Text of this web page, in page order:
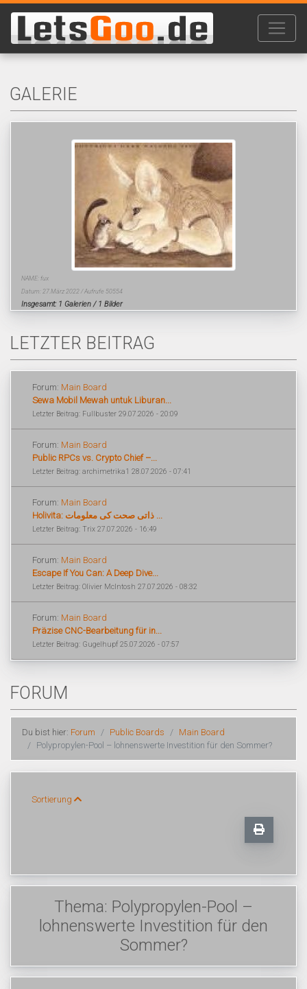
GALERIE
NAME: fux
Datum: 27.März 2022 / Aufrufe 50554
Insgesamt: 1 Galerien / 1 Bilder
LETZTER BEITRAG
Forum: Main Board
Sewa Mobil Mewah untuk Liburan...
Letzter Beitrag: Fullbuster 29.07.2026 - 20:09
Forum: Main Board
Public RPCs vs. Crypto Chief –...
Letzter Beitrag: archimetrika1 28.07.2026 - 07:41
Forum: Main Board
Holivita: ذاتی صحت کی معلومات ...
Letzter Beitrag: Trix 27.07.2026 - 16:49
Forum: Main Board
Escape If You Can: A Deep Dive...
Letzter Beitrag: Olivier McIntosh 27.07.2026 - 08:32
Forum: Main Board
Präzise CNC-Bearbeitung für in...
Letzter Beitrag: Gugelhupf 25.07.2026 - 07:57
FORUM
Du bist hier: Forum Public Boards
Main Board
Polypropylen-Pool – lohnenswerte Investition für den Sommer?
Sortierung
Thema: Polypropylen-Pool –
lohnenswerte Investition für den
Sommer?